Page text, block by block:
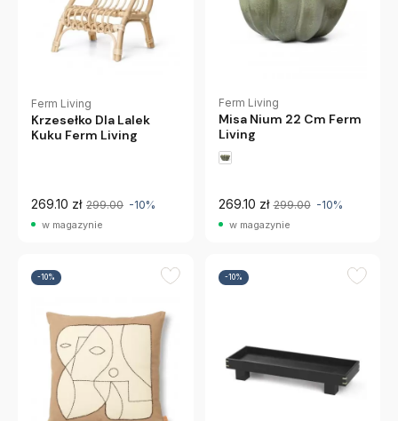
Ferm Living
Krzesełko Dla Lalek
Kuku Ferm Living
269.10 zł 299.00 -10%
w magazynie
Ferm Living
Misa Nium 22 Cm Ferm
Living
269.10 zł 299.00 -10%
w magazynie
-10% -10%